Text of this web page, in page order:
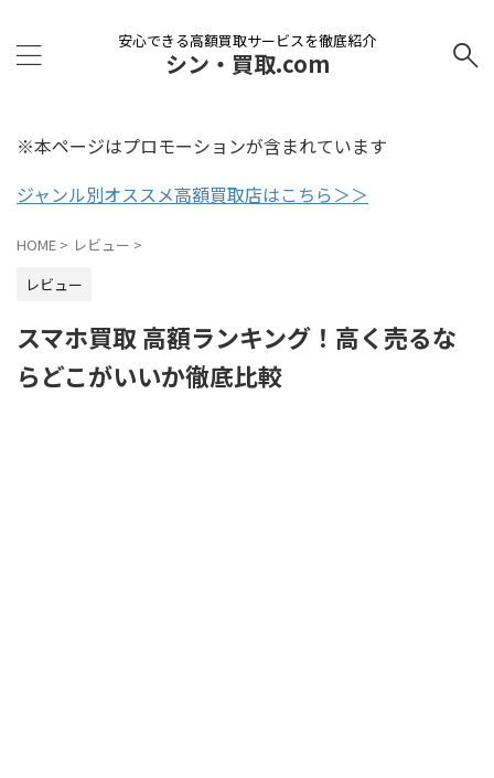
安心できる高額買取サービスを徹底紹介
シン・買取.com
※本ページはプロモーションが含まれています
ジャンル別オススメ高額買取店はこちら＞＞
HOME > レビュー >
レビュー
スマホ買取 高額ランキング！高く売るな
らどこがいいか徹底比較